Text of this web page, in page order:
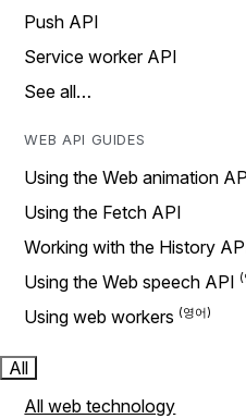
Push API
Service worker API
See all…
WEB API GUIDES
Using the Web animation
Using the Fetch API
Working with the History
Using the Web speech API
Using web workers
All
All web technology